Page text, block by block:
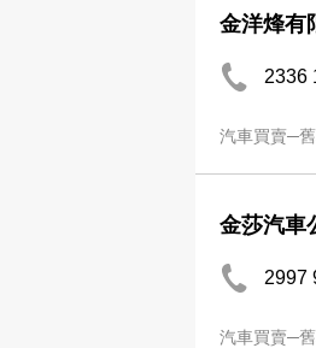
金洋烽有
2336
汽車買賣─
金莎汽車
2997
汽車買賣─